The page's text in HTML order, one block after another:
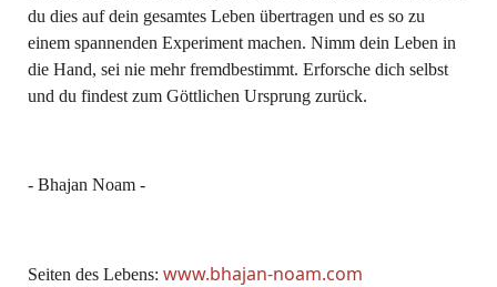
du dies auf dein gesamtes Leben übertragen und es so zu
einem spannenden Experiment machen. Nimm dein Leben in
die Hand, sei nie mehr fremdbestimmt. Erforsche dich selbst
und du findest zum Göttlichen Ursprung zurück.
- Bhajan Noam -
Seiten des Lebens: www.bhajan-noam.com